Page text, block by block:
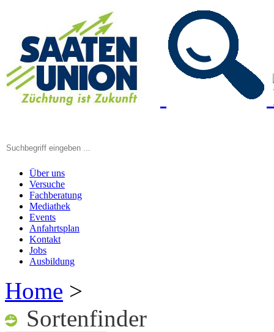
Über uns
Versuche
Fachberatung
Mediathek
Events
Anfahrtsplan
Kontakt
Jobs
Ausbildung
Home >
Sortenfinder